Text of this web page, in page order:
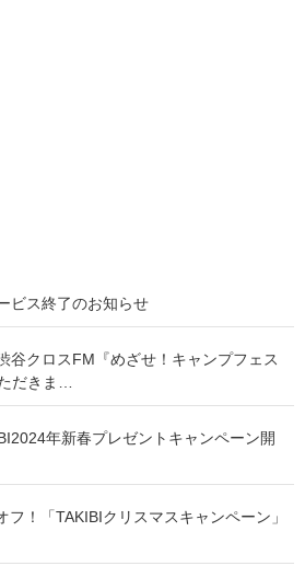
ビス終了のお知らせ
谷クロスFM『めざせ！キャンプフェス
だきま…
年新春プレゼントキャンペーン開
！「TAKIBIクリスマスキャンペーン」